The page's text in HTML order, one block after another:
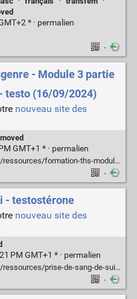
* · permalien
·
- Module 3 partie
testo (16/09/2024)
nouveau site des
_moved
GMT+1 * · permalien
formation-ths-module-3-partie-b-testo
·
- testostérone
nouveau site des
PM GMT+1 * · permalien
prise-de-sang-de-suivi-testosterone
·